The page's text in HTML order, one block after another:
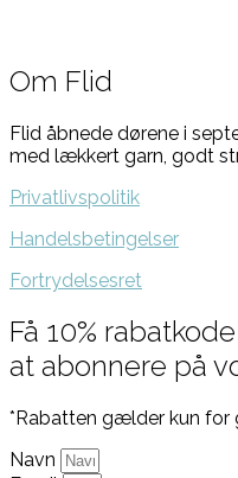
Om Flid
Flid åbnede dørene i
med lækkert garn, godt
Privatlivspolitik
Handelsbetingelser
Fortrydelsesret
Få 10%
at abonnere på
*Rabatten gælder kun for
Navn